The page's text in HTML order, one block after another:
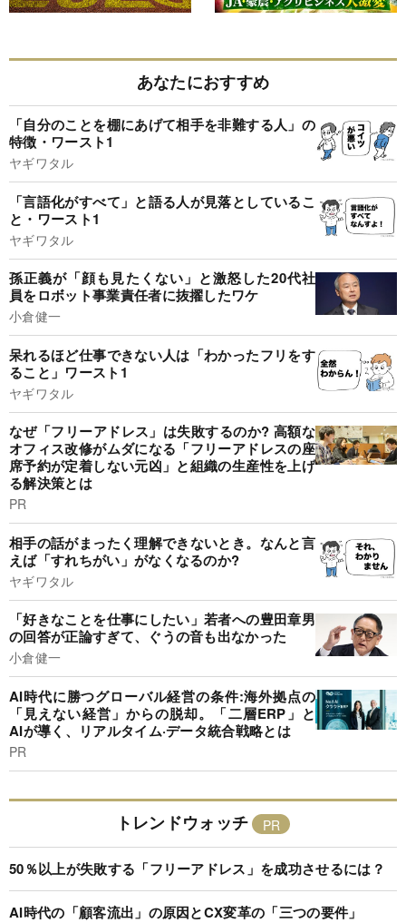
あなたにおすすめ
「自分のことを棚にあげて相手を非難する人」の
特徴・ワースト1
ヤギワタル
「言語化がすべて」と語る人が見落としているこ
と・ワースト1
ヤギワタル
孫正義が「顔も見たくない」と激怒した20代社
員をロボット事業責任者に抜擢したワケ
小倉健一
呆れるほど仕事できない人は「わかったフリをす
ること」ワースト1
ヤギワタル
なぜ「フリーアドレス」は失敗するのか? 高額な
オフィス改修がムダになる「フリーアドレスの座
席予約が定着しない元凶」と組織の生産性を上げ
る解決策とは
PR
相手の話がまったく理解できないとき。なんと言
えば「すれちがい」がなくなるのか?
ヤギワタル
「好きなことを仕事にしたい」若者への豊田章男
の回答が正論すぎて、ぐうの音も出なかった
小倉健一
AI時代に勝つグローバル経営の条件:海外拠点の
「見えない経営」からの脱却。「二層ERP」と
AIが導く、リアルタイム·データ統合戦略とは
PR
トレンドウォッチ
50％以上が失敗する「フリーアドレス」を成功させるには？
AI時代の「顧客流出」の原因とCX変革の「三つの要件」